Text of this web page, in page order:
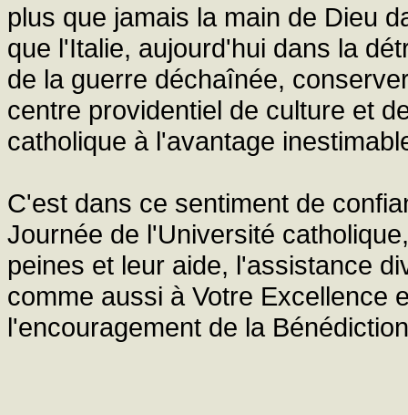
plus que jamais la main de Dieu
que l'Italie, aujourd'hui dans la
de la guerre déchaînée,
centre providentiel de culture et
catholique à l'avantage
C'est dans ce sentiment de
Journée de l'Université
peines et leur aide, l'assistance
comme aussi à Votre
l'encouragement de la